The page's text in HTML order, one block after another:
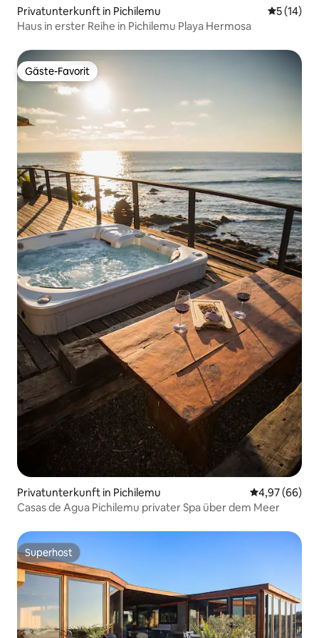
Privatunterkunft in Pichilemu
5 (14)
Haus in erster Reihe in Pichilemu Playa Hermosa
Gäste-Favorit
Gäste-Favorit
Privatunterkunft in Pichilemu
4,97 (66)
Casas de Agua Pichilemu privater Spa über dem Meer
Superhost
Superhost